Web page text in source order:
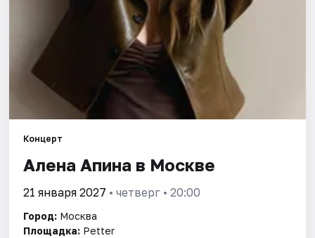
Города
Площадки
Артисты
Концерт
Алена Апина в Москве
21 января 2027 • четверг • 20:00
Город: Москва
Площадка: Petter